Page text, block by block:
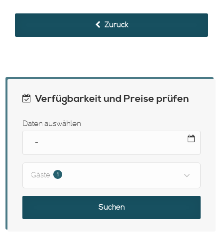
Zurück
Verfügbarkeit und Preise prüfen
Daten auswählen
Gäste 1
Suchen